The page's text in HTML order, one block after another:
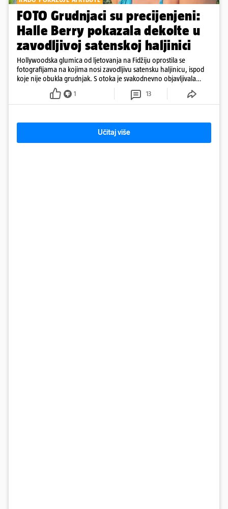
FOTO Grudnjaci su precijenjeni:
Halle Berry pokazala dekolte u
zavodljivoj satenskoj haljinici
Hollywoodska glumica od ljetovanja na Fidžiju oprostila se
fotografijama na kojima nosi zavodljivu satensku haljinicu, ispod
koje nije obukla grudnjak. S otoka je svakodnevno objavljivala
fotografije u kupaćem
1 13
Učitaj više